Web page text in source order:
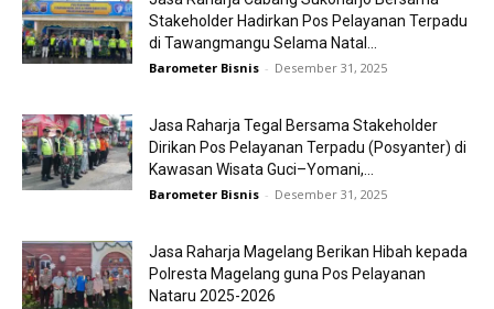
Stakeholder Hadirkan Pos Pelayanan Terpadu
di Tawangmangu Selama Natal...
Barometer Bisnis - Desember 31, 2025
Jasa Raharja Tegal Bersama Stakeholder
Dirikan Pos Pelayanan Terpadu (Posyanter) di
Kawasan Wisata Guci–Yomani,...
Barometer Bisnis - Desember 31, 2025
Jasa Raharja Magelang Berikan Hibah kepada
Polresta Magelang guna Pos Pelayanan
Nataru 2025-2026